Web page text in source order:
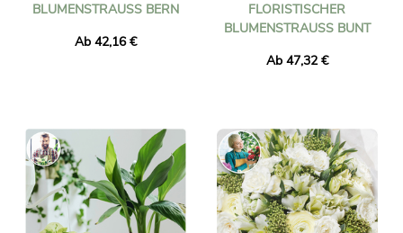
BLUMENSTRAUSS BERN
Ab 42,16 €
FLORISTISCHER
BLUMENSTRAUSS BUNT
Ab 47,32 €